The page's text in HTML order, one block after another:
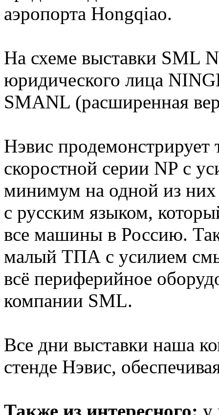
аэропорта Hongqiao.
На схеме выставки SML
юридического лица
SMANL (расширенная
Нэвис
скоростной серии NP с
минимум на одной из них
с русским языком,
все машины в Россию.
малый ТПА с усилием
всё периферийное
компании SML.
Все дни выставки наша
стенде Нэвис,